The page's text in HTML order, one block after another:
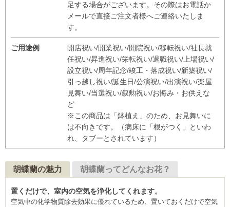
足する場合がございます。その際はお電話か
メールで直接ご注文者様へご連絡いたしま
す。
ご用途例
開店祝い/開業祝い/開院祝い/移転祝い/社長就
任祝い/昇進祝い/栄転祝い/退職祝い/上場祝い/
設立祝い/周年記念/竣工・落成祝い/新築祝い/
引っ越し祝い/誕生日/公演祝い/出演祝い/楽屋
見舞い/当選祝い/叙勲祝い/お悔み・お供えな
ど
※この商品は「鉢植え」のため、お見舞いに
は不向きです。（病床に「根がつく」といわ
れ、タブーとされています）
胡蝶蘭の魅力 胡蝶蘭ってどんなお花？
置くだけで、室内の空気を浄化してくれます。
空気中の化学物質除去効果に優れているため、置いておくだけで空気